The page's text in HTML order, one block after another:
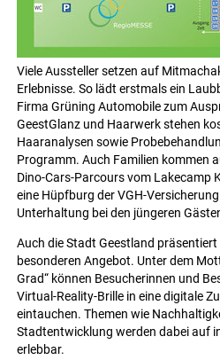
Viele Aussteller setzen auf
Erlebnisse. So lädt erstmals ein
Firma Grüning Automobile zum
GeestGlanz und Haarwerk stehen
Haaranalysen sowie
Programm. Auch Familien kommen
Dino-Cars-Parcours vom Lakecamp
eine Hüpfburg der VGH-
Unterhaltung bei den jüngeren
Auch die Stadt Geestland
besonderen Angebot. Unter dem
Grad“ können Besucherinnen und
Virtual-Reality-Brille in eine digitale
eintauchen. Themen wie
Stadtentwicklung werden dabei auf
erlebbar.